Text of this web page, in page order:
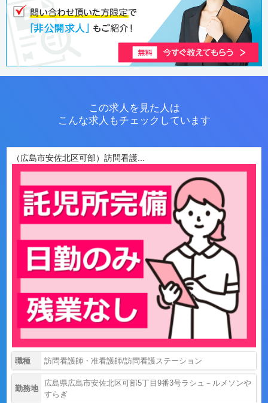
この求人を見た人は
こんな求人もチェックしています
（広島市安佐北区可部）訪問看護...
職種 訪問看護師・准看護師/訪問看護ステーション
勤務地
広島県広島市安佐北区可部5丁目9番3号ラシュ－ルメソンや
すらぎ